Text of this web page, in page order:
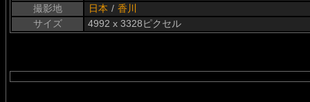
撮影地
日本 / 香川
サイズ
4992 x 3328ピクセル